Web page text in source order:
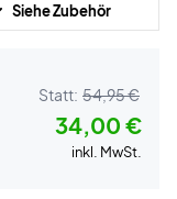
Siehe Zubehör
Statt: 54,95 €
34,00 €
inkl. MwSt.